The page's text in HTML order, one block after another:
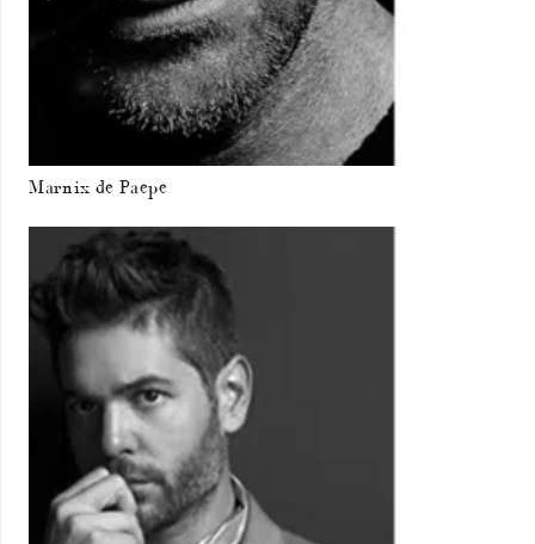
Marnix de Paepe